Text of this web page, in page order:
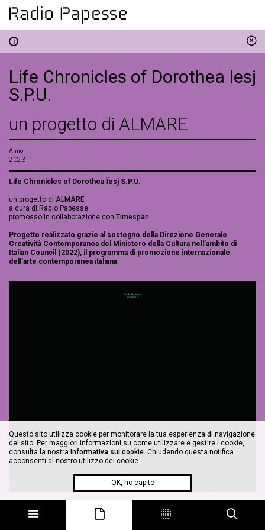
i
Life Chronicles of Dorothea Iesj
S.P.U.
un progetto di ALMARE
Anno
2023
Life Chronicles of Dorothea Ïesj S.P.U.
un progetto di ALMARE
a cura di Radio Papesse
promosso in collaborazione con Timespan
Progetto realizzato grazie al sostegno della Direzione Generale
Creatività Contemporanea del Ministero della Cultura nell’ambito di
Italian Council (2022), il programma di promozione internazionale
dell’arte contemporanea italiana.
Questo sito utilizza cookie per monitorare la tua esperienza di navigazione
del sito. Per maggiori informazioni su come utilizzare e gestire i cookie,
consulta la nostra Informativa sui cookie. Chiudendo questa notifica
acconsenti al nostro utilizzo dei cookie.
OK, ho capito